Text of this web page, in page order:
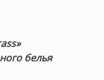
белья